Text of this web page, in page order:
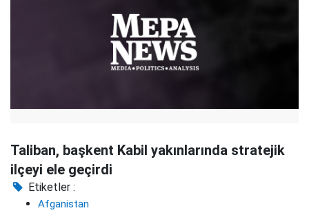
Taliban, başkent Kabil yakınlarında stratejik
ilçeyi ele geçirdi
Etiketler :
Afganistan